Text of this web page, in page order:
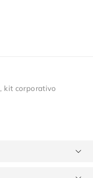
, kit corporativo